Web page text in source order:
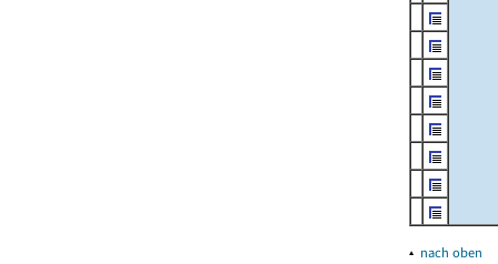
▴ nach oben